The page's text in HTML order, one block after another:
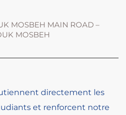
MOSBEH MAIN ROAD –
MOSBEH
directement les
et renforcent notre